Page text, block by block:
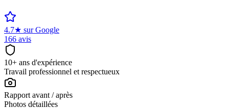
4.7★ sur Google
166 avis
10+ ans d'expérience
Travail professionnel et respectueux
Rapport avant / après
Photos détaillées